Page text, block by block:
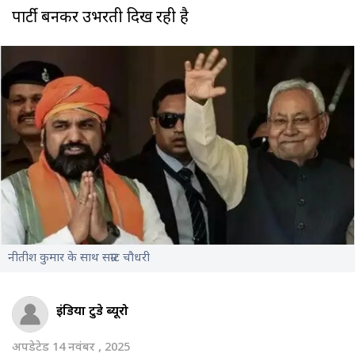
पार्टी बनकर उभरती दिख रही है
नीतीश कुमार के साथ सम्राट चौधरी
इंडिया टुडे ब्यूरो
अपडेटेड 14 नवंबर , 2025